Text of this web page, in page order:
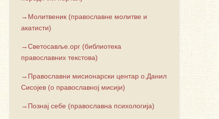
→Молитвеник (православне молитве и
акатисти)
→Светосавље.орг (библиотека
православних текстова)
→Православни мисионарски центар о.Данил
Сисојев (о православној мисији)
→Познај себе (православна психологија)